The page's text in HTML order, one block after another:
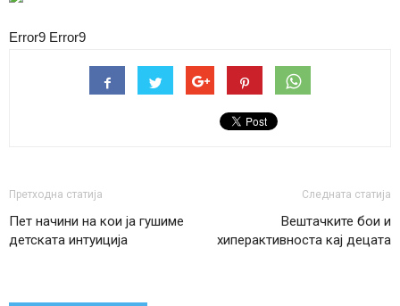
Error9 Error9
Претходна статија
Пет начини на кои ја гушиме
детската интуиција
Следната статија
Вештачките бои и
хиперактивноста кај децата